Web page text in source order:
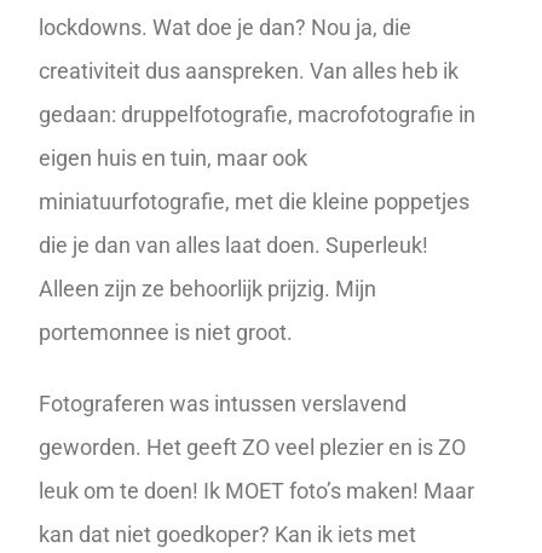
lockdowns. Wat doe je dan? Nou ja, die
creativiteit dus aanspreken. Van alles heb ik
gedaan: druppelfotografie, macrofotografie in
eigen huis en tuin, maar ook
miniatuurfotografie, met die kleine poppetjes
die je dan van alles laat doen. Superleuk!
Alleen zijn ze behoorlijk prijzig. Mijn
portemonnee is niet groot.
Fotograferen was intussen verslavend
geworden. Het geeft ZO veel plezier en is ZO
leuk om te doen! Ik MOET foto’s maken! Maar
kan dat niet goedkoper? Kan ik iets met